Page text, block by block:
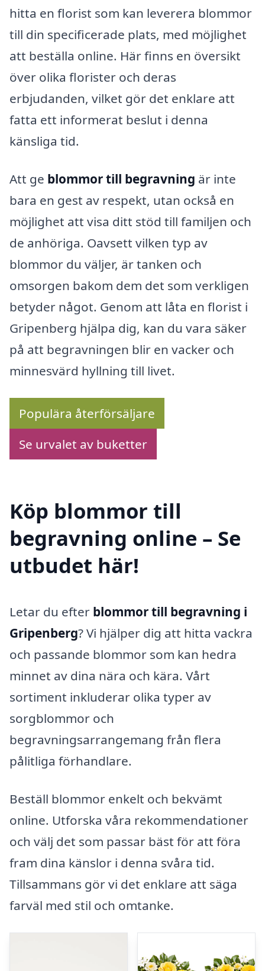
hitta en florist som kan leverera blommor
till din specificerade plats, med möjlighet
att beställa online. Här finns en översikt
över olika florister och deras
erbjudanden, vilket gör det enklare att
fatta ett informerat beslut i denna
känsliga tid.
Att ge blommor till begravning är inte
bara en gest av respekt, utan också en
möjlighet att visa ditt stöd till familjen och
de anhöriga. Oavsett vilken typ av
blommor du väljer, är tanken och
omsorgen bakom dem det som verkligen
betyder något. Genom att låta en florist i
Gripenberg hjälpa dig, kan du vara säker
på att begravningen blir en vacker och
minnesvärd hyllning till livet.
Populära återförsäljare
Se urvalet av buketter
Köp blommor till
begravning online – Se
utbudet här!
Letar du efter blommor till begravning i
Gripenberg? Vi hjälper dig att hitta vackra
och passande blommor som kan hedra
minnet av dina nära och kära. Vårt
sortiment inkluderar olika typer av
sorgblommor och
begravningsarrangemang från flera
pålitliga förhandlare.
Beställ blommor enkelt och bekvämt
online. Utforska våra rekommendationer
och välj det som passar bäst för att föra
fram dina känslor i denna svåra tid.
Tillsammans gör vi det enklare att säga
farväl med stil och omtanke.